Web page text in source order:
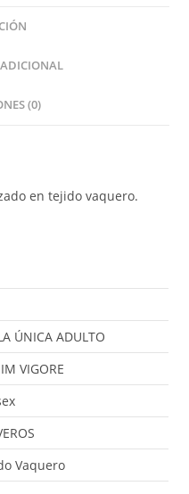
(0)
en tejido vaquero.
ÚNICA ADULTO
VIGORE
Vaquero